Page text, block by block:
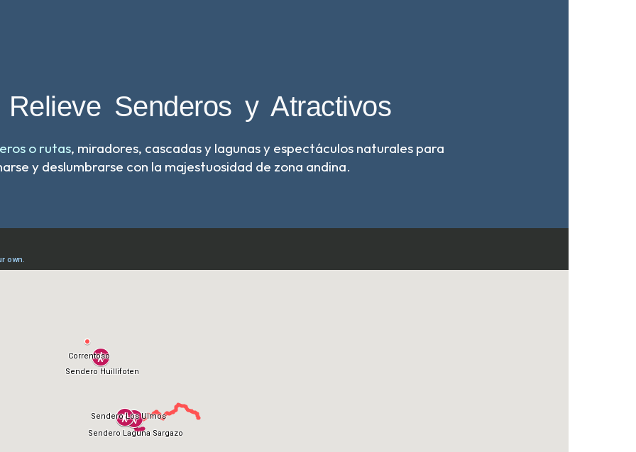
Senderos y Atractivos
o rutas, miradores, cascadas y lagunas y espectáculos naturales para
y deslumbrarse con la majestuosidad de zona andina.